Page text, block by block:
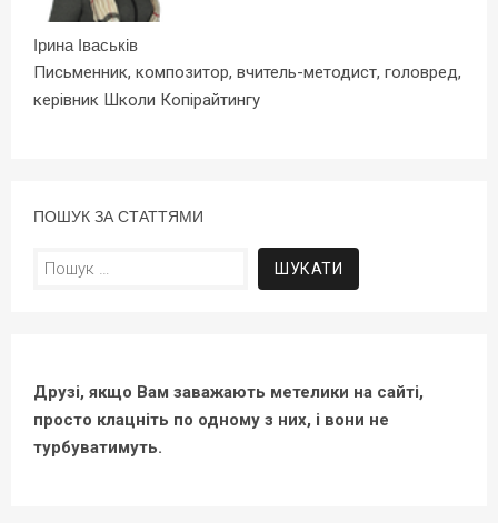
Ірина Іваськів
Письменник, композитор, вчитель-методист, головред,
керівник Школи Копірайтингу
ПОШУК ЗА СТАТТЯМИ
Пошук:
Друзі, якщо Вам заважають метелики на сайті,
просто клацніть по одному з них, і вони не
турбуватимуть.